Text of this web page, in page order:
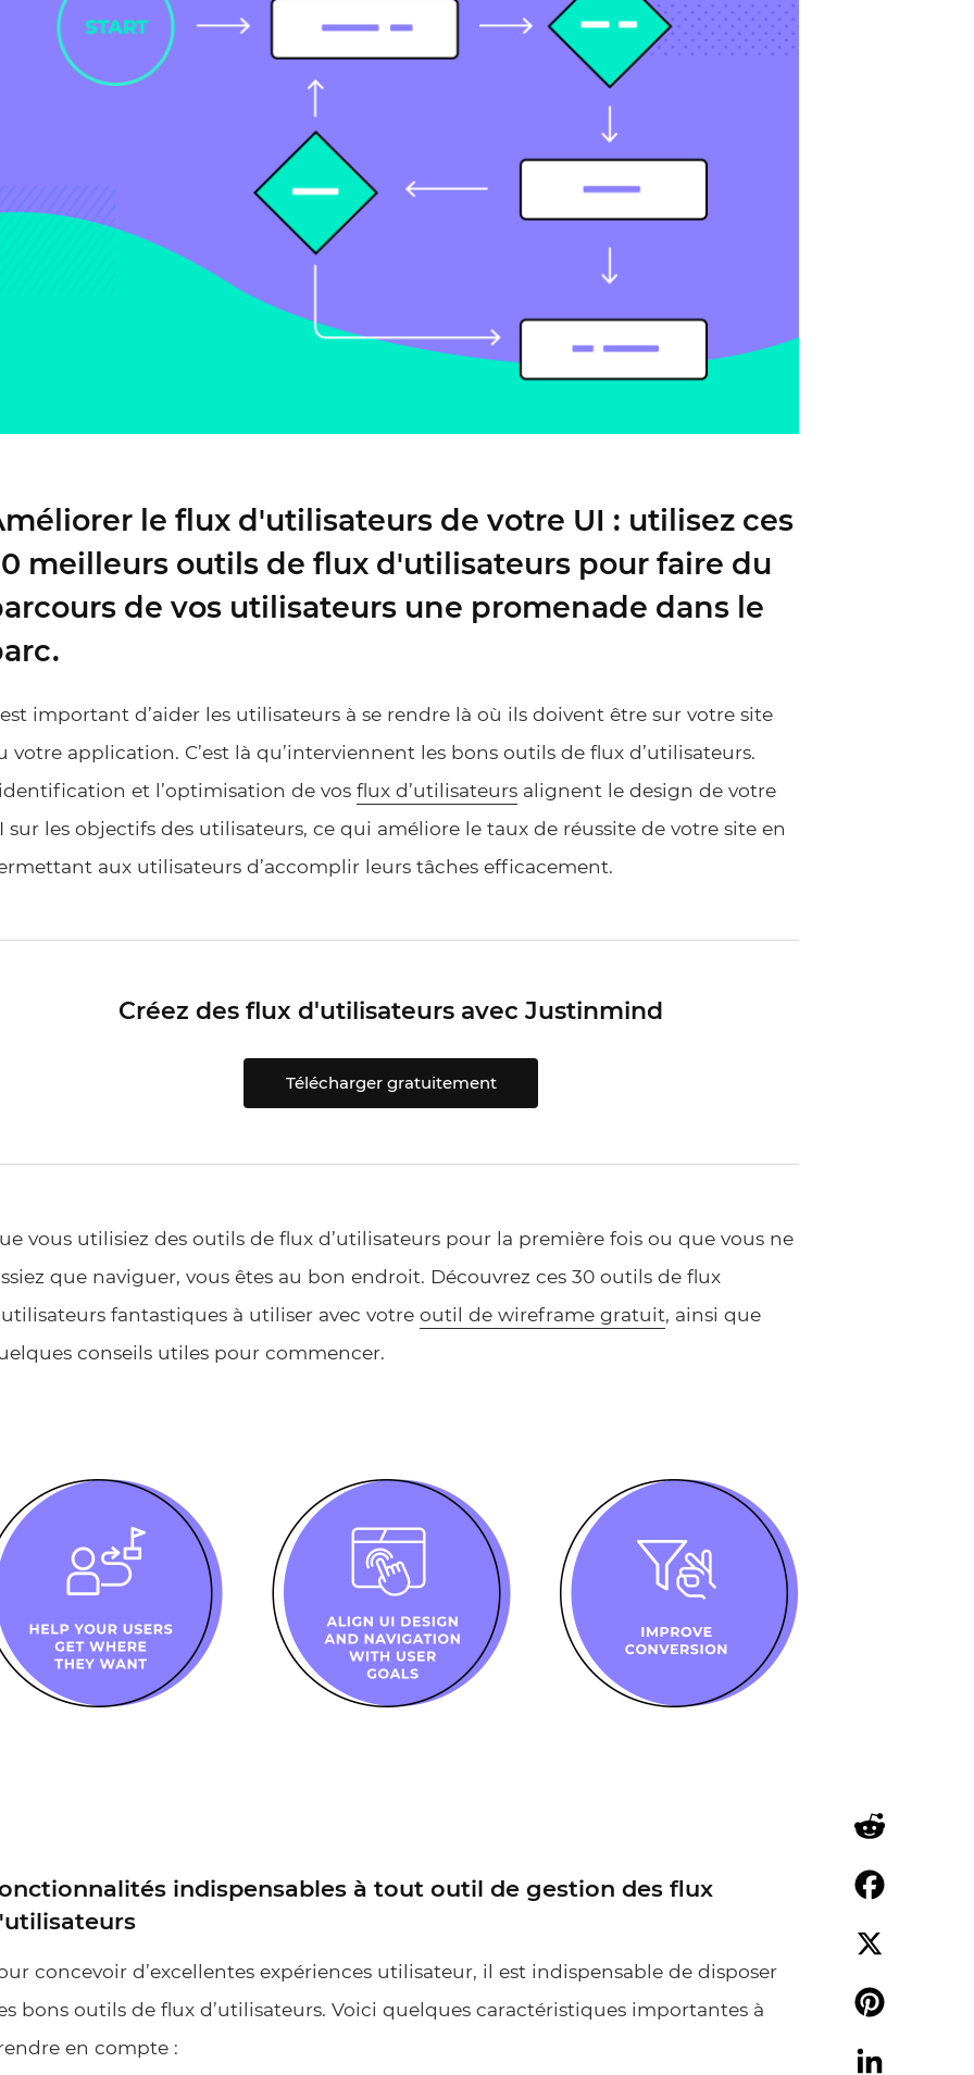
Mieux concevoir ensemble
le flux d'utilisateurs de votre UI : utilisez ces
meilleurs outils de flux d'utilisateurs pour faire du
de vos utilisateurs une promenade dans le
important d’aider les utilisateurs à se rendre là où ils doivent être sur votre site
votre application. C’est là qu’interviennent les bons outils de flux d’utilisateurs.
et l’optimisation de vos flux d’utilisateursalignent le design de votre
sur les objectifs des utilisateurs, ce qui améliore le taux de réussite de votre site en
aux utilisateurs d’accomplir leurs tâches efficacement.
Créez des flux d'utilisateurs avec Justinmind
Télécharger gratuitement
vous utilisiez des outils de flux d’utilisateurs pour la première fois ou que vous ne
que naviguer, vous êtes au bon endroit. Découvrez ces 30 outils de flux
fantastiques à utiliser avec votre outil de wireframe gratuit, ainsi que
conseils utiles pour commencer.
indispensables à tout outil de gestion des flux
concevoir d’excellentes expériences utilisateur, il est indispensable de disposer
bons outils de flux d’utilisateurs. Voici quelques caractéristiques importantes à
en compte :